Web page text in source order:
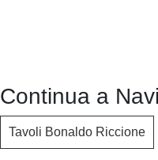
Continua a
Tavoli Bonaldo Riccione